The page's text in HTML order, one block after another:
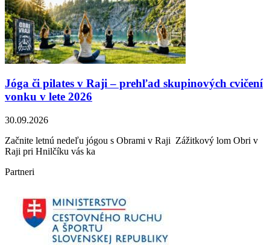
Jóga či pilates v Raji – prehľad skupinových cvičení
vonku v lete 2026
30.09.2026
Začnite letnú nedeľu jógou s Obrami v Raji Zážitkový lom Obri v
Raji pri Hnilčíku vás ka
Partneri